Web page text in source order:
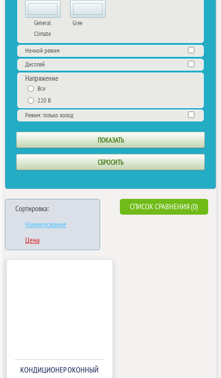
General
Climate
Gree
Ночной режим
Дисплей
Напряжение
Все
220 В
Режим: только холод
Сортировка:
Наименование
Цена
СПИСОК СРАВНЕНИЯ (0)
КОНДИЦИОНЕР ОКОННЫЙ